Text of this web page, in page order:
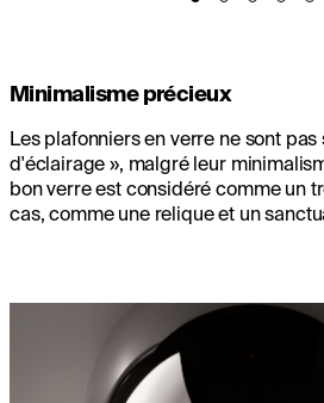
Minimalisme précieux
Les plafonniers en verre ne sont pas
d'éclairage », malgré leur
bon verre est considéré comme un
cas, comme une relique et un